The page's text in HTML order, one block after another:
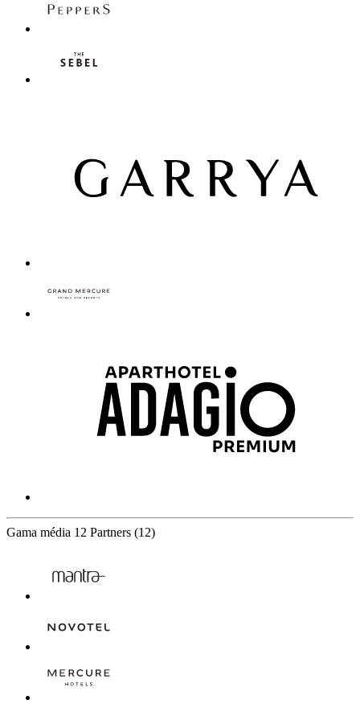
Gama média 12 Partners (12)